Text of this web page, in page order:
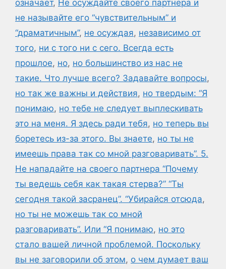
означает, Не осуждайте своего партнера и
не называйте его “чувствительным” и
“драматичным”, не осуждая, независимо от
того, ни с того ни с сего. Всегда есть
прошлое, но, но большинство из нас не
такие. Что лучше всего? Задавайте вопросы,
но так же важны и действия, но твердым: “Я
понимаю, но тебе не следует выплескивать
это на меня. Я здесь ради тебя, но теперь вы
боретесь из-за этого. Вы знаете, но ты не
имеешь права так со мной разговаривать”. 5.
Не нападайте на своего партнера “Почему
ты ведешь себя как такая стерва?” “Ты
сегодня такой засранец”. “Убирайся отсюда,
но ты не можешь так со мной
разговаривать”. Или “Я понимаю, но это
стало вашей личной проблемой. Поскольку
вы не заговорили об этом, о чем думает ваш